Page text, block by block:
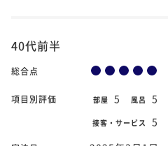
40代前半
総合点
項目別評価 部屋 5 風呂 5
接客・サービス 5